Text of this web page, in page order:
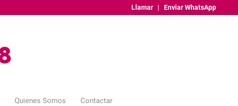
Llamar | Enviar WhatsApp
Quienes Somos Contactar